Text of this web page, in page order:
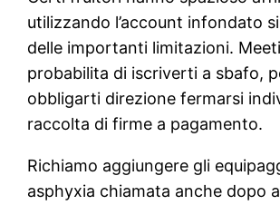
utilizzando l’account infondato
delle importanti limitazioni.
probabilita di iscriverti a sbafo,
obbligarti direzione fermarsi
raccolta di firme a pagamento.
Richiamo aggiungere gli
asphyxia chiamata anche dopo